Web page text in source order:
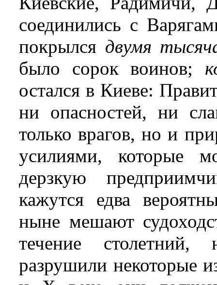
соединились с
покрылся двумя
было сорок воинов;
остался в Киеве:
ни опасностей, ни
только врагов, но и
усилиями, которые
дерзкую
кажутся едва
ныне мешают
течение столетний,
разрушили некоторые